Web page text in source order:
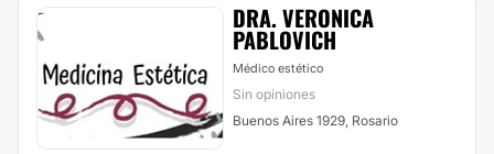
DRA. VERONICA
PABLOVICH
Médico estético
Sin opiniones
Buenos Aires 1929, Rosario